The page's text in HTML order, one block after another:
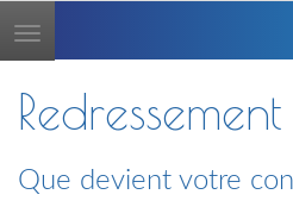
Toggle
navigation
Que devient votre